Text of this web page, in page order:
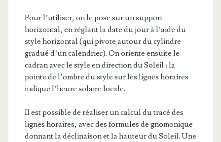
Pour l’utiliser, on le pose sur un support
horizontal, en réglant la date du jour à l’aide du
style horizontal (qui pivote autour du cylindre
gradué d’un calendrier). On oriente ensuite le
cadran avec le style en direction du Soleil : la
pointe de l’ombre du style sur les lignes horaires
indique l’heure solaire locale.
Il est possible de réaliser un calcul du tracé des
lignes horaires, avec des formules de gnomonique
donnant la déclinaison et la hauteur du Soleil. Une